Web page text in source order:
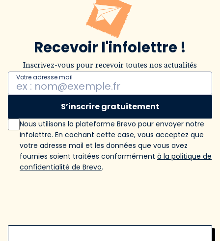
Recevoir l'infolettre !
Inscrivez-vous pour recevoir toutes nos actualités
Votre adresse mail
S’inscrire gratuitement
Nous utilisons la plateforme Brevo pour envoyer notre
infolettre. En cochant cette case, vous acceptez que
votre adresse mail et les données que vous avez
fournies soient traitées conformément à la politique de
confidentialité de Brevo.